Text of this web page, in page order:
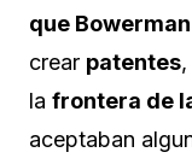
que
crear patentes
la frontera de
aceptaban